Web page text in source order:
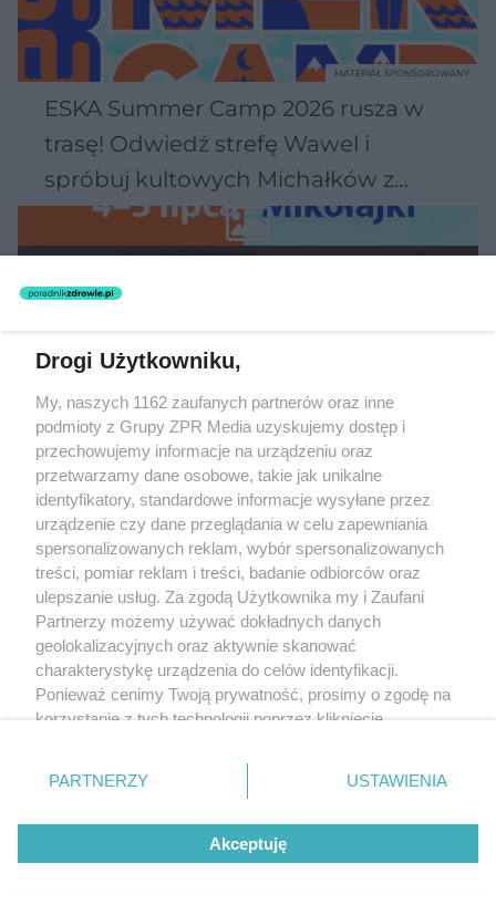
ESKA Summer Camp 2026 rusza w
trasę! Odwiedź strefę Wawel i
spróbuj kultowych Michałków z
Wawelu
MATERIAŁ SPONSOROWANY
MUZYKA
"ESKA Hity na Czasie" – playlista,
która rozkręci każdą chwilę
Drogi Użytkowniku,
My, naszych 1162 zaufanych partnerów oraz inne
podmioty z Grupy ZPR Media uzyskujemy dostęp i
przechowujemy informacje na urządzeniu oraz
przetwarzamy dane osobowe, takie jak unikalne
identyfikatory, standardowe informacje wysyłane przez
urządzenie czy dane przeglądania w celu zapewniania
spersonalizowanych reklam, wybór spersonalizowanych
treści, pomiar reklam i treści, badanie odbiorców oraz
ulepszanie usług. Za zgodą Użytkownika my i Zaufani
Partnerzy możemy używać dokładnych danych
geolokalizacyjnych oraz aktywnie skanować
charakterystykę urządzenia do celów identyfikacji.
Ponieważ cenimy Twoją prywatność, prosimy o zgodę na
korzystanie z tych technologii poprzez kliknięcie
zmienić/wycofać klikając przycisk ustawień prywatności
znajdujący się w lewym dolnym rogu strony
rodzaje przetwarzania danych nie wymagają zgody
użytkownika, ale masz prawo sprzeciwić się takiemu
przetwarzaniu. Preferencje będą miały zastosowanie tylko
PARTNERZY USTAWIENIA
Akceptuję